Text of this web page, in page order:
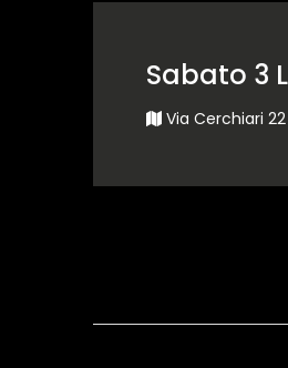
Sabato 3
Via Cerchiari